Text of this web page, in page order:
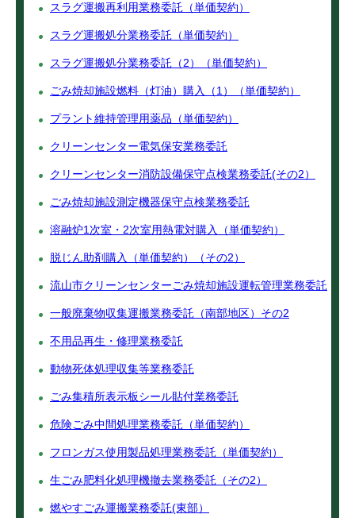
スラグ運搬再利用業務委託（単価契約）
スラグ運搬処分業務委託（単価契約）
スラグ運搬処分業務委託（2）（単価契約）
ごみ焼却施設燃料（灯油）購入（1）（単価契約）
プラント維持管理用薬品（単価契約）
クリーンセンター電気保安業務委託
クリーンセンター消防設備保守点検業務委託(その2）
ごみ焼却施設測定機器保守点検業務委託
溶融炉1次室・2次室用熱電対購入（単価契約）
脱じん助剤購入（単価契約）（その2）
流山市クリーンセンターごみ焼却施設運転管理業務委託
一般廃棄物収集運搬業務委託（南部地区）その2
不用品再生・修理業務委託
動物死体処理収集等業務委託
ごみ集積所表示板シール貼付業務委託
危険ごみ中間処理業務委託（単価契約）
フロンガス使用製品処理業務委託（単価契約）
生ごみ肥料化処理機撤去業務委託（その2）
燃やすごみ運搬業務委託(東部）